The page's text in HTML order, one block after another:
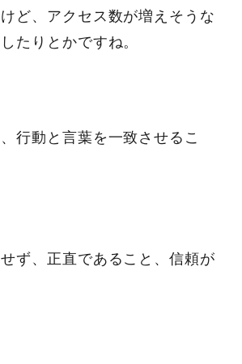
ど、アクセス数が増えそうな
たりとかですね。
行動と言葉を一致させるこ
ず、正直であること、信頼が